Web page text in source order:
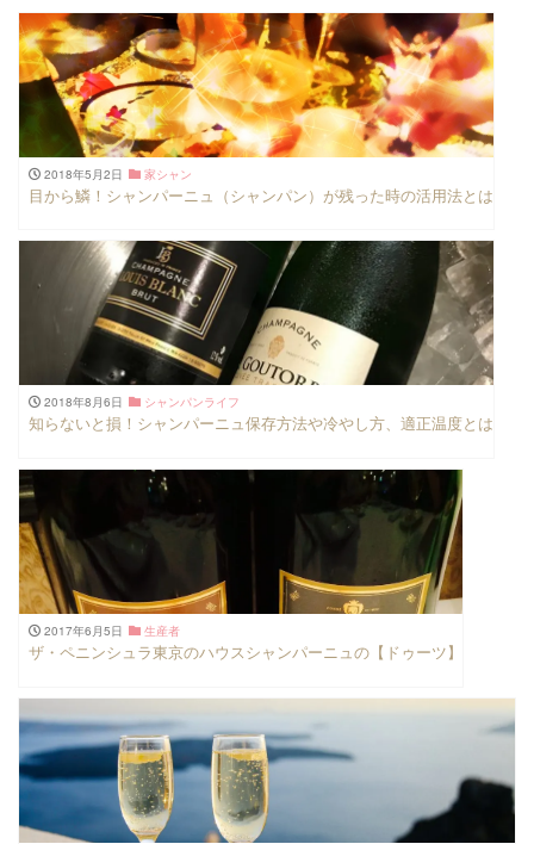
2018年5月2日 家シャン
目から鱗！シャンパーニュ（シャンパン）が残った時の活用法とは
2018年8月6日 シャンパンライフ
知らないと損！シャンパーニュ保存方法や冷やし方、適正温度とは
2017年6月5日 生産者
ザ・ペニンシュラ東京のハウスシャンパーニュの【ドゥーツ】